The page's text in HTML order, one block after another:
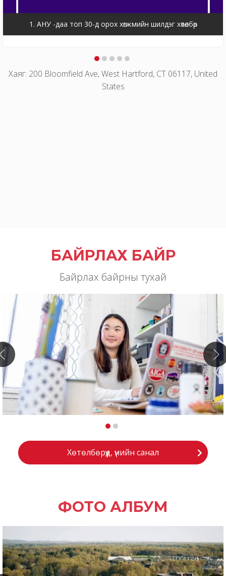
1. АНУ -даа топ 30-д орох хөгжмийн шилдэг хөтөлбөр
Хаяг: 200 Bloomfield Ave, West Hartford, CT 06117, United
States
БАЙРЛАХ БАЙР
Байрлах байрны тухай
Хөтөлбөрүүд, үнийн санал
ФОТО АЛБУМ